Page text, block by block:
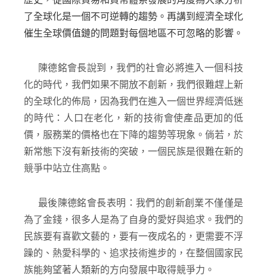
了全球化是一個不可逆轉的趨勢。再講到經濟全球化
催生全球價值鏈的問題對每個地區不可忽略的影響。
陳德銘會長說到，我們的社會必將進入一個科技
化的時代，我們如果不開放不創新，我們很難趕上新
的全球化的佈局，因為我們在進入一個世界經濟低迷
的時代：人口在老化，新的技術會使產品更加的低
價，服務業的價格也在下降的趨勢等現象。倘若，於
新常態下沒有新技術的突破，一個民族是很難在新的
競爭中站立住高點。
最後陳德銘會長表明：我們的創新創業不僅僅是
為了金錢，很多人是為了自身的愛好與追求。我們的
民族要有喜歡文藝的，要有一夜成名的，更需要不浮
躁的、熱愛科學的、追求技術進步的，在整個國家民
族能夠望著人類新的方向發展中取得競爭力。